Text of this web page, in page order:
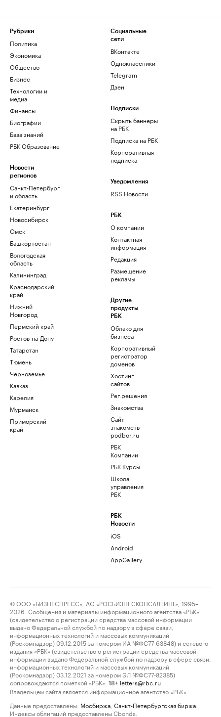
Рубрики
Политика
Экономика
Общество
Бизнес
Технологии и
медиа
Финансы
Биографии
База знаний
РБК Образование
Новости
регионов
Санкт-Петербург
и область
Екатеринбург
Новосибирск
Омск
Башкортостан
Вологодская
область
Калининград
Краснодарский
край
Нижний
Новгород
Пермский край
Ростов-на-Дону
Татарстан
Тюмень
Черноземье
Кавказ
Карелия
Мурманск
Приморский
край
Социальные
сети
ВКонтакте
Одноклассники
Telegram
Дзен
Подписки
Скрыть баннеры
на РБК
Подписка на РБК
Корпоративная
подписка
Уведомления
RSS Новости
РБК
О компании
Контактная
информация
Редакция
Размещение
рекламы
Другие
продукты
РБК
Облако для
бизнеса
Корпоративный
регистратор
доменов
Хостинг
сайтов
Рег.решения
Знакомства
Сайт
знакомств
podbor.ru
РБК
Компании
РБК Курсы
Школа
управления
РБК
РБК
Новости
iOS
Android
AppGallery
© ООО «БИЗНЕСПРЕСС», АО «РОСБИЗНЕСКОНСАЛТИНГ», 1995–
2026. Сообщения и материалы информационного агентства «РБК»
(свидетельство о регистрации средства массовой информации
выдано Федеральной службой по надзору в сфере связи,
информационных технологий и массовых коммуникаций
(Роскомнадзор) 09.12.2015 за номером ИА №ФС77-63848) и сетевого
издания «РБК» (свидетельство о регистрации средства массовой
информации выдано Федеральной службой по надзору в сфере связи,
информационных технологий и массовых коммуникаций
(Роскомнадзор) 03.12.2021 за номером ЭЛ №ФС77-82385)
сопровождаются пометкой «РБК».
18+ letters@rbc.ru
Владельцем сайта является информационное агентство «РБК».
Данные предоставлены: Мосбиржа Санкт-Петербургская биржа
Индексы облигаций предоставлены Cbonds.